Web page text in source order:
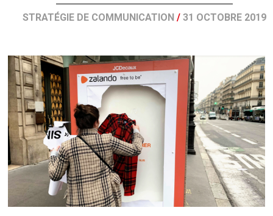
STRATÉGIE DE COMMUNICATION/ 31 OCTOBRE 2019